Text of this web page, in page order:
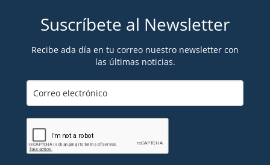
Suscríbete al Newsletter
Recibe ada día en tu correo nuestro newsletter con
las últimas noticias.